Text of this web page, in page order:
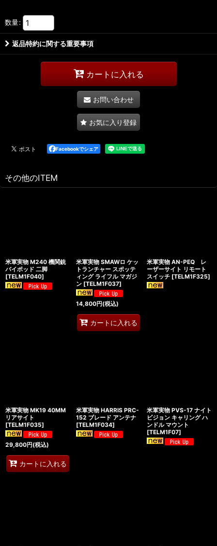
数量:
返品特約に関する重要事項
カートに入れる
お問い合わせ
お気に入り登録
Facebookでシェア
その他のITEM
米軍実物 M240 機関銃
バイポッド 二脚
[TELM1F040]
米軍実物 SMAWロ ケッ
トランチャー スポッテ
ィング ライフル マガジ
ン [TELM1F037]
14,800円(税込)
カートに入れる
米軍実物 AN-PEQ レ
ーザーサイト リモート
スイッチ [TELM1F325]
米軍実物 MK19 40MM
リアサイト
[TELM1F035]
29,800円(税込)
カートに入れる
米軍実物 HARRIS PRC-
152 ブレード アンテナ
[TELM1F034]
米軍実物 PVS-17 ナイト
ビジョン キャリング ハ
ンドル マウント
[TELM1F07]